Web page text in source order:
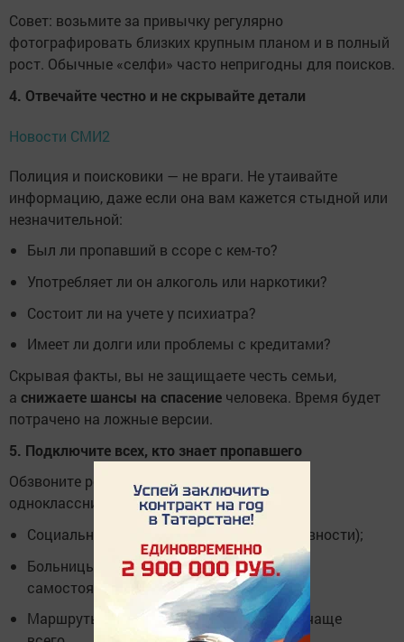
Совет: возьмите за привычку регулярно
фотографировать близких крупным планом и в полный
рост. Обычные «селфи» часто непригодны для поисков.
4. Отвечайте честно и не скрывайте детали
Новости СМИ2
Полиция и поисковики — не враги. Не утаивайте
информацию, даже если она вам кажется стыдной или
незначительной:
Был ли пропавший в ссоре с кем-то?
Употребляет ли он алкоголь или наркотики?
Состоит ли на учете у психиатра?
Имеет ли долги или проблемы с кредитами?
Скрывая факты, вы не защищаете честь семьи,
а снижаете шансы на спасение человека. Время будет
потрачено на ложные версии.
5. Подключите всех, кто знает пропавшего
Обзвоните родственников, друзей, коллег,
одноклассников. Проверьте:
Социальные сети (время последней активности);
Больницы и морги (можно звонить
самостоятельно);
Маршруты, которыми пропавший ходил чаще